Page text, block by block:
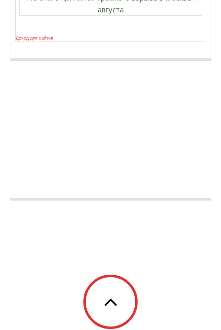
августа
Доход для сайтов